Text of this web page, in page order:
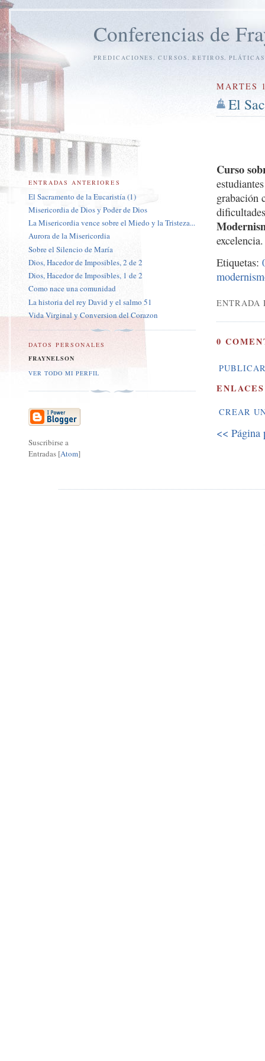
Conferencias de
PREDICACIONES, CURSOS, RETIROS,
MARTES
El
Curso
grabación
excelencia.
Etiquetas:
ENTRADA
0
CREAR
<<
ENTRADAS ANTERIORES
El Sacramento de la Eucaristía (1)
Misericordia de Dios y Poder de Dios
La Misericordia vence sobre el Miedo y la Tristeza...
Aurora de la Misericordia
Sobre el Silencio de María
Dios, Hacedor de Imposibles, 2 de 2
Dios, Hacedor de Imposibles, 1 de 2
Como nace una comunidad
La historia del rey David y el salmo 51
Vida Virginal y Conversion del Corazon
DATOS PERSONALES
FRAYNELSON
VER TODO MI PERFIL
Suscribirse a
Entradas [Atom]